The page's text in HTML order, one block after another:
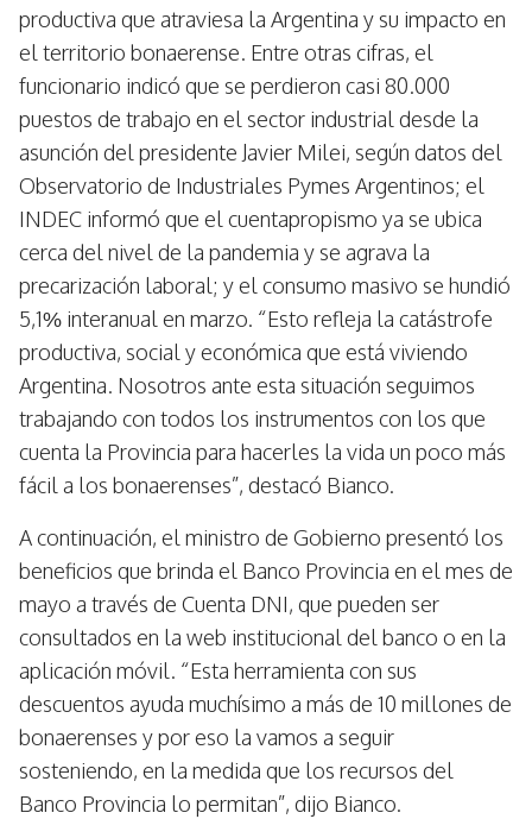
productiva que atraviesa la Argentina y su impacto en
el territorio bonaerense. Entre otras cifras, el
funcionario indicó que se perdieron casi 80.000
puestos de trabajo en el sector industrial desde la
asunción del presidente Javier Milei, según datos del
Observatorio de Industriales Pymes Argentinos; el
INDEC informó que el cuentapropismo ya se ubica
cerca del nivel de la pandemia y se agrava la
precarización laboral; y el consumo masivo se hundió
5,1% interanual en marzo. “Esto refleja la catástrofe
productiva, social y económica que está viviendo
Argentina. Nosotros ante esta situación seguimos
trabajando con todos los instrumentos con los que
cuenta la Provincia para hacerles la vida un poco más
fácil a los bonaerenses”, destacó Bianco.
A continuación, el ministro de Gobierno presentó los
beneficios que brinda el Banco Provincia en el mes de
mayo a través de Cuenta DNI, que pueden ser
consultados en la web institucional del banco o en la
aplicación móvil. “Esta herramienta con sus
descuentos ayuda muchísimo a más de 10 millones de
bonaerenses y por eso la vamos a seguir
sosteniendo, en la medida que los recursos del
Banco Provincia lo permitan”, dijo Bianco.